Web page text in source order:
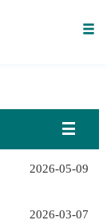
2026-05-09
2026-03-07